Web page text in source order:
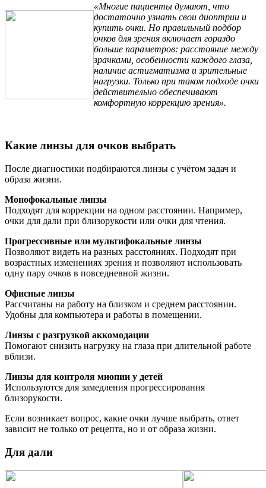
«Многие пациенты думают, что
достаточно узнать свои диоптрии и
купить очки. Но правильный подбор
очков для зрения включает гораздо
больше параметров: расстояние между
зрачками, особенности каждого глаза,
наличие астигматизма и зрительные
нагрузки. Только при таком подходе очки
действительно обеспечивают
комфортную коррекцию зрения».
Какие линзы для очков выбрать
После диагностики подбираются линзы с учётом задач и
образа жизни.
Монофокальные линзы
Подходят для коррекции на одном расстоянии. Например,
очки для дали при близорукости или очки для чтения.
Прогрессивные или мультифокальные линзы
Позволяют видеть на разных расстояниях. Подходят при
возрастных изменениях зрения и позволяют использовать
одну пару очков в повседневной жизни.
Офисные линзы
Рассчитаны на работу на близком и среднем расстоянии.
Удобны для компьютера и работы в помещении.
Линзы с разгрузкой аккомодации
Помогают снизить нагрузку на глаза при длительной работе
вблизи.
Линзы для контроля миопии у детей
Используются для замедления прогрессирования
близорукости.
Если возникает вопрос, какие очки лучше выбрать, ответ
зависит не только от рецепта, но и от образа жизни.
Для дали